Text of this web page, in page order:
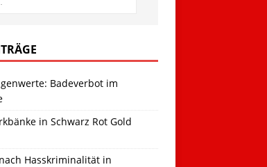
Badeverbot im
in Schwarz Rot Gold
Hasskriminalität in